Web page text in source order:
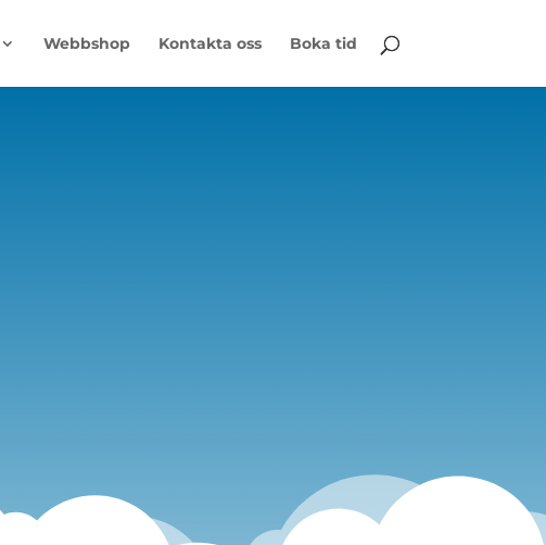
Webbshop Kontakta oss Boka tid